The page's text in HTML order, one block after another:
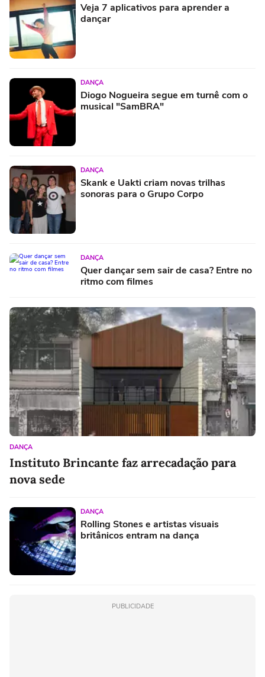
Veja 7 aplicativos para aprender a
dançar
DANÇA
Diogo Nogueira segue em turnê com o
musical "SamBRA"
DANÇA
Skank e Uakti criam novas trilhas
sonoras para o Grupo Corpo
DANÇA
Quer dançar sem sair de casa? Entre no
ritmo com filmes
DANÇA
Instituto Brincante faz arrecadação para
nova sede
DANÇA
Rolling Stones e artistas visuais
britânicos entram na dança
PUBLICIDADE